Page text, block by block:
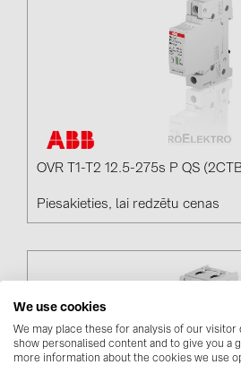
Invertori (105)
Invertoru aksesuāri (84)
Enerģijas uzglabāšana (74)
RAŽOTĀJI
ABB (21)
AIKO Solar (2)
OVR T1-T2 12.5-275s P QS
Piesakieties, lai redzētu cenas
We use cookies
We may place these for analysis of our
show personalised content and to give you a
more information about the cookies we use